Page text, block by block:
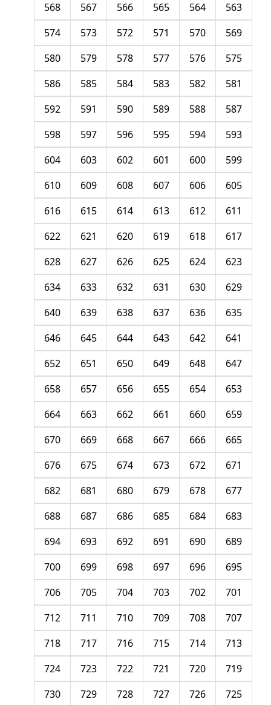
563
564
565
566
567
568
569
570
571
572
573
574
575
576
577
578
579
580
581
582
583
584
585
586
587
588
589
590
591
592
593
594
595
596
597
598
599
600
601
602
603
604
605
606
607
608
609
610
611
612
613
614
615
616
617
618
619
620
621
622
623
624
625
626
627
628
629
630
631
632
633
634
635
636
637
638
639
640
641
642
643
644
645
646
647
648
649
650
651
652
653
654
655
656
657
658
659
660
661
662
663
664
665
666
667
668
669
670
671
672
673
674
675
676
677
678
679
680
681
682
683
684
685
686
687
688
689
690
691
692
693
694
695
696
697
698
699
700
701
702
703
704
705
706
707
708
709
710
711
712
713
714
715
716
717
718
719
720
721
722
723
724
725
726
727
728
729
730